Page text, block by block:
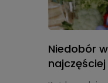
Niedobór